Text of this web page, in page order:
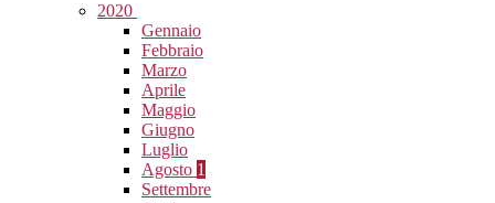
2020
Gennaio
Febbraio
Marzo
Aprile
Maggio
Giugno
Luglio
Agosto 1
Settembre